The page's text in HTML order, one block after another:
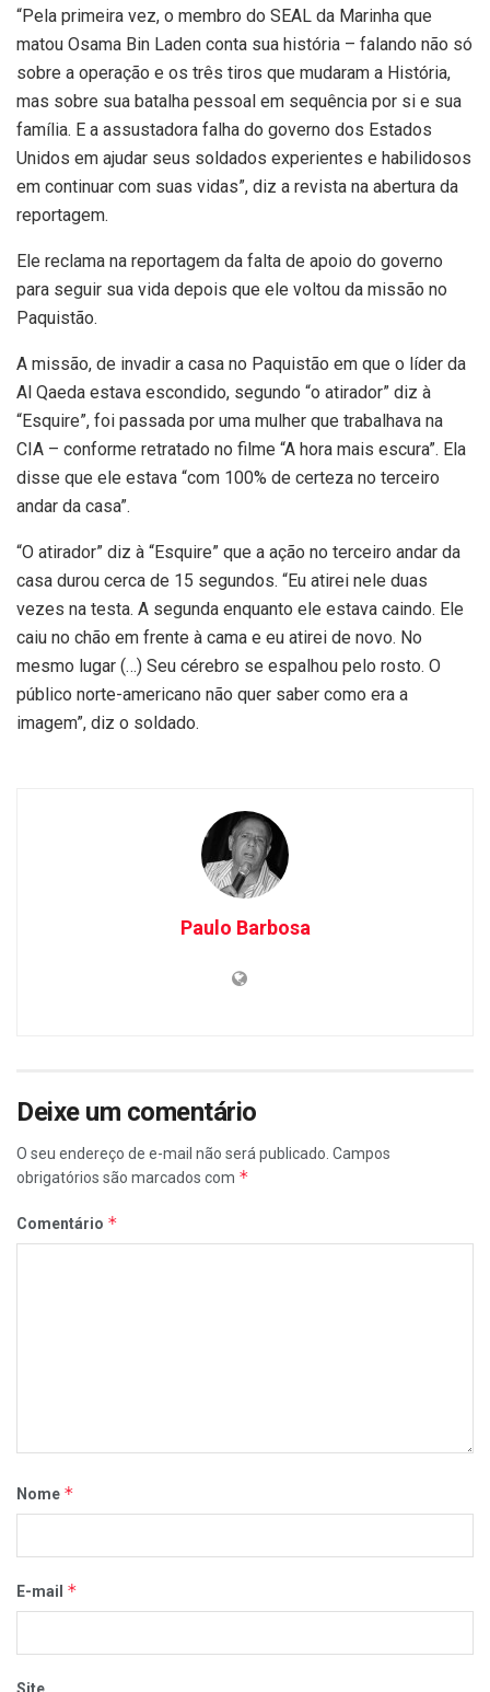
“Pela primeira vez, o membro do SEAL da Marinha que
matou Osama Bin Laden conta sua história – falando não só
sobre a operação e os três tiros que mudaram a História,
mas sobre sua batalha pessoal em sequência por si e sua
família. E a assustadora falha do governo dos Estados
Unidos em ajudar seus soldados experientes e habilidosos
em continuar com suas vidas”, diz a revista na abertura da
reportagem.
Ele reclama na reportagem da falta de apoio do governo
para seguir sua vida depois que ele voltou da missão no
Paquistão.
A missão, de invadir a casa no Paquistão em que o líder da
Al Qaeda estava escondido, segundo “o atirador” diz à
“Esquire”, foi passada por uma mulher que trabalhava na
CIA – conforme retratado no filme “A hora mais escura”. Ela
disse que ele estava “com 100% de certeza no terceiro
andar da casa”.
“O atirador” diz à “Esquire” que a ação no terceiro andar da
casa durou cerca de 15 segundos. “Eu atirei nele duas
vezes na testa. A segunda enquanto ele estava caindo. Ele
caiu no chão em frente à cama e eu atirei de novo. No
mesmo lugar (…) Seu cérebro se espalhou pelo rosto. O
público norte-americano não quer saber como era a
imagem”, diz o soldado.
Paulo Barbosa
Deixe um comentário
O seu endereço de e-mail não será publicado. Campos
obrigatórios são marcados com *
Comentário *
Nome *
E-mail *